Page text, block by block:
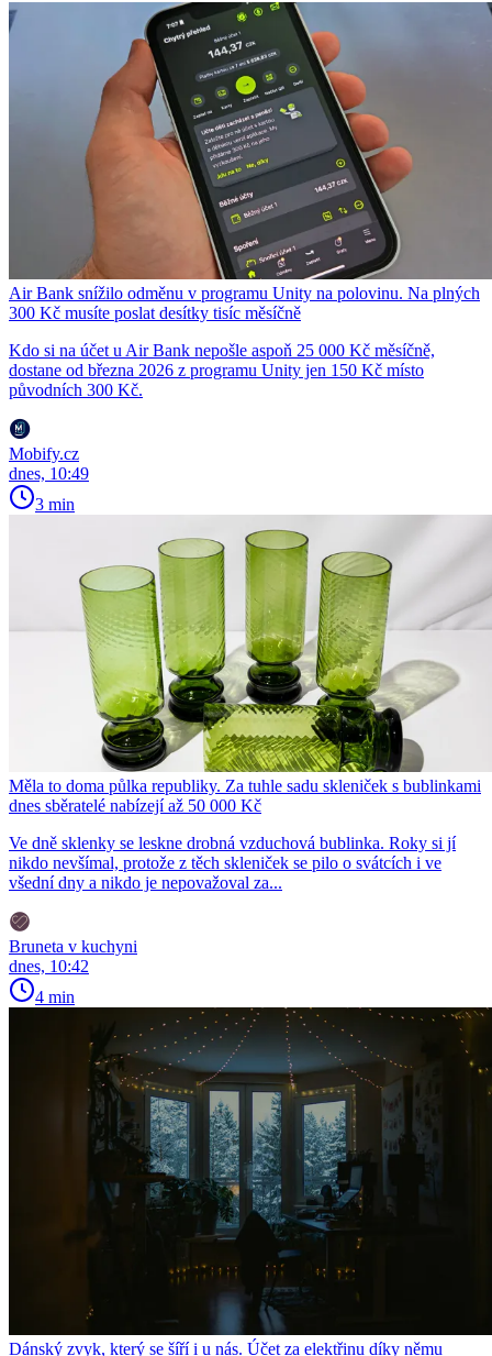
Air Bank snížilo odměnu v programu Unity na polovinu. Na plných
300 Kč musíte poslat desítky tisíc měsíčně
Kdo si na účet u Air Bank nepošle aspoň 25 000 Kč měsíčně,
dostane od března 2026 z programu Unity jen 150 Kč místo
původních 300 Kč.
Mobify.cz
dnes, 10:49
3 min
Měla to doma půlka republiky. Za tuhle sadu skleniček s bublinkami
dnes sběratelé nabízejí až 50 000 Kč
Ve dně sklenky se leskne drobná vzduchová bublinka. Roky si jí
nikdo nevšímal, protože z těch skleniček se pilo o svátcích i ve
všední dny a nikdo je nepovažoval za...
Bruneta v kuchyni
dnes, 10:42
4 min
Dánský zvyk, který se šíří i u nás. Účet za elektřinu díky němu